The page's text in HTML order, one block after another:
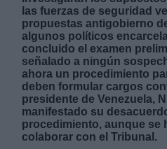
las fuerzas de seguridad
propuestas antigobierno
algunos políticos
concluido el examen
señalado a ningún
ahora un procedimiento
deben formular cargos
presidente de Venezuela,
manifestado su
procedimiento, aunque se
colaborar con el Tribunal.
Derechos:
link
Información adicional